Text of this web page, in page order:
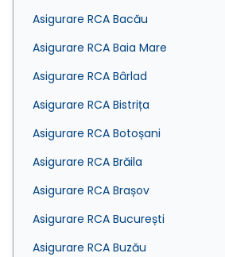
Asigurare RCA Bacău
Asigurare RCA Baia Mare
Asigurare RCA Bârlad
Asigurare RCA Bistrița
Asigurare RCA Botoșani
Asigurare RCA Brăila
Asigurare RCA Brașov
Asigurare RCA București
Asigurare RCA Buzău